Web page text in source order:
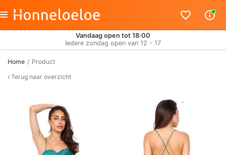
Vandaag open tot 18:00
Iedere zondag open van 12 - 17
Home
Product
Terug naar overzicht